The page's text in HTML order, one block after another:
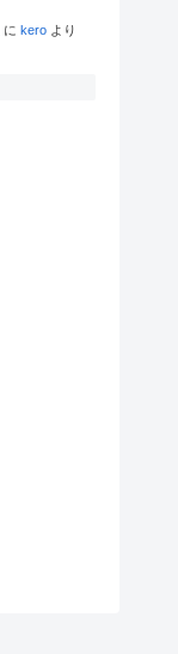
に kero より